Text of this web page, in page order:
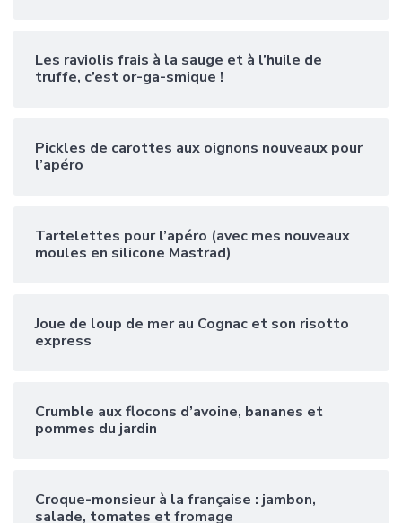
Les raviolis frais à la sauge et à l’huile de
truffe, c’est or-ga-smique !
Pickles de carottes aux oignons nouveaux pour
l’apéro
Tartelettes pour l’apéro (avec mes nouveaux
moules en silicone Mastrad)
Joue de loup de mer au Cognac et son risotto
express
Crumble aux flocons d’avoine, bananes et
pommes du jardin
Croque-monsieur à la française : jambon,
salade, tomates et fromage